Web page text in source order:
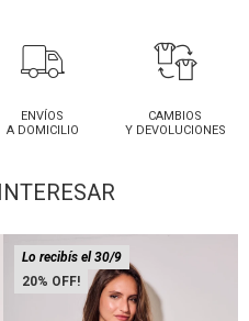
ENVÍOS
A DOMICILIO
CAMBIOS
Y DEVOLUCIONES
20
Lo recibís el 30/9